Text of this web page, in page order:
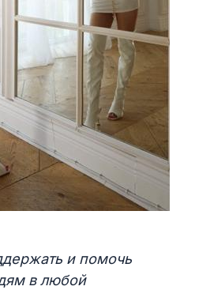
и помочь
в любой